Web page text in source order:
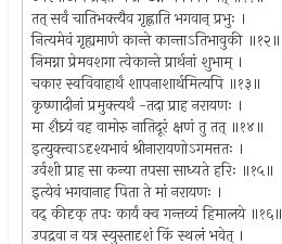
तत् सर्वं चातिभक्त्यैव गृह्णाति भगवान् प्रभुः ।
नित्यमेवं गृह्यमाणे कान्ते कान्ताऽतिभावुकी ॥१२॥
निमग्ना प्रेमवशगा त्वेकान्ते प्रार्थनां शुभाम् ।
चकार स्वविवाहार्थं शापनाशार्थमित्यपि ॥१३॥
कृष्णादीनां प्रमुक्त्यर्थं -तदा प्राह नरायणः ।
मा शैघ्र्यं वह वामोरु नातिदूरं क्षणं तु तत् ॥१४॥
इत्युक्त्वाऽदृश्यभावं श्रीनारायणोऽगमत्ततः ।
उर्वशी प्राह सा कन्या तपसा साध्यते हरिः ॥१५॥
इत्येवं भगवानाह पिता ते मां नरायणः ।
वद् कीदृक् तपः कार्यं क्व गन्तव्यं हिमालये ॥१६॥
उपद्रवा न यत्र स्युस्तादृशं किं स्थलं भवेत् ।